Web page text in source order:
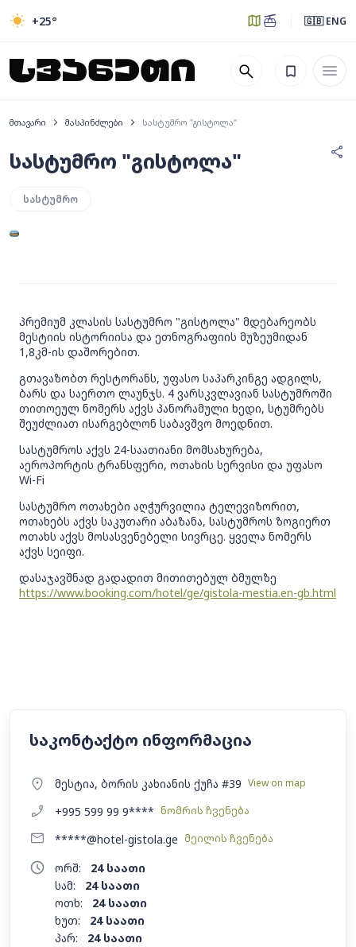
+25° 🇬🇧 ENG
მთავარი მასპინძლები სასტუმრო "გისტოლა"
სასტუმრო "გისტოლა"
სასტუმრო
პრემიუმ კლასის სასტუმრო "გისტოლა" მდებარეობს
მესტიის ისტორიისა და ეთნოგრაფიის მუზეუმიდან
1,8კმ-ის დაშორებით.
გთავაზობთ რესტორანს, უფასო საპარკინგე ადგილს,
ბარს და საერთო ლაუნჯს. 4 ვარსკვლავიან სასტუმროში
თითოეულ ნომერს აქვს პანორამული ხედი, სტუმრებს
შეუძლიათ ისარგებლონ საბავშვო მოედნით.
სასტუმროს აქვს 24-საათიანი მომსახურება,
აეროპორტის ტრანსფერი, ოთახის სერვისი და უფასო
Wi-Fi
სასტუმრო ოთახები აღჭურვილია ტელევიზორით,
ოთახებს აქვს საკუთარი აბაზანა, სასტუმროს ზოგიერთ
ოთახს აქვს მოსასვენებელი სივრცე. ყველა ნომერს
აქვს სეიფი.
დასაჯავშნად გადადით მითითებულ ბმულზე
https://www.booking.com/hotel/ge/gistola-mestia.en-gb.html
საკონტაქტო ინფორმაცია
მესტია, ბორის კახიანის ქუჩა #39 View on map
+995 599 99 9**** ნომრის ჩვენება
*****@hotel-gistola.ge მეილის ჩვენება
ორშ:
24 საათი
სამ:
24 საათი
ოთხ:
24 საათი
ხუთ:
24 საათი
პარ:
24 საათი